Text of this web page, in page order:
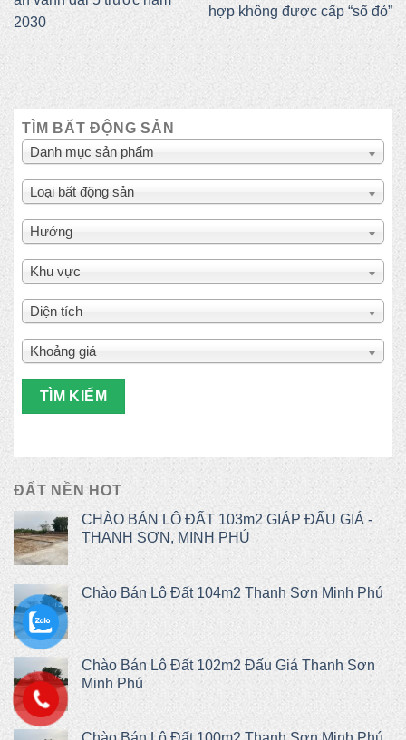
2030
hợp không được cấp “sổ đỏ”
TÌM BẤT ĐỘNG SẢN
Danh mục sản phẩm
Loại bất động sản
Hướng
Khu vực
Diện tích
Khoảng giá
TÌM KIẾM
ĐẤT NỀN HOT
CHÀO BÁN LÔ ĐẤT 103m2 GIÁP ĐẤU GIÁ -
THANH SƠN, MINH PHÚ
Chào Bán Lô Đất 104m2 Thanh Sơn Minh Phú
Chào Bán Lô Đất 102m2 Đấu Giá Thanh Sơn
Minh Phú